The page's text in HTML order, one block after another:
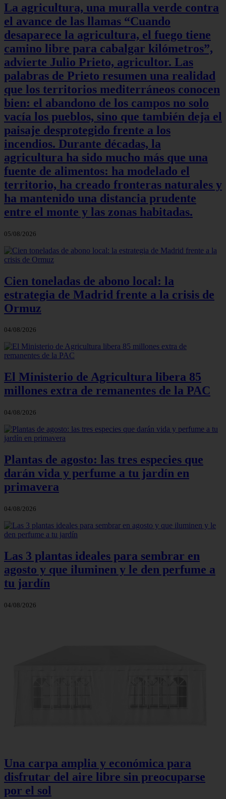
La agricultura, una muralla verde contra
el avance de las llamas “Cuando
desaparece la agricultura, el fuego tiene
camino libre para cabalgar kilómetros”,
advierte Julio Prieto, agricultor. Las
palabras de Prieto resumen una realidad
que los territorios mediterráneos conocen
bien: el abandono de los campos no solo
vacía los pueblos, sino que también deja el
paisaje desprotegido frente a los
incendios. Durante décadas, la
agricultura ha sido mucho más que una
fuente de alimentos: ha modelado el
territorio, ha creado fronteras naturales y
ha mantenido una distancia prudente
entre el monte y las zonas habitadas.
05/08/2026
Cien toneladas de abono local: la
estrategia de Madrid frente a la crisis de
Ormuz
04/08/2026
El Ministerio de Agricultura libera 85
millones extra de remanentes de la PAC
04/08/2026
Plantas de agosto: las tres especies que
darán vida y perfume a tu jardín en
primavera
04/08/2026
Las 3 plantas ideales para sembrar en
agosto y que iluminen y le den perfume a
tu jardín
04/08/2026
Una carpa amplia y económica para
disfrutar del aire libre sin preocuparse
por el sol